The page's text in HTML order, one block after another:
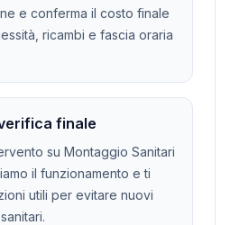
e conferma il costo finale
ricambi e fascia oraria
finale
su Montaggio Sanitari
il funzionamento e ti
utili per evitare nuovi